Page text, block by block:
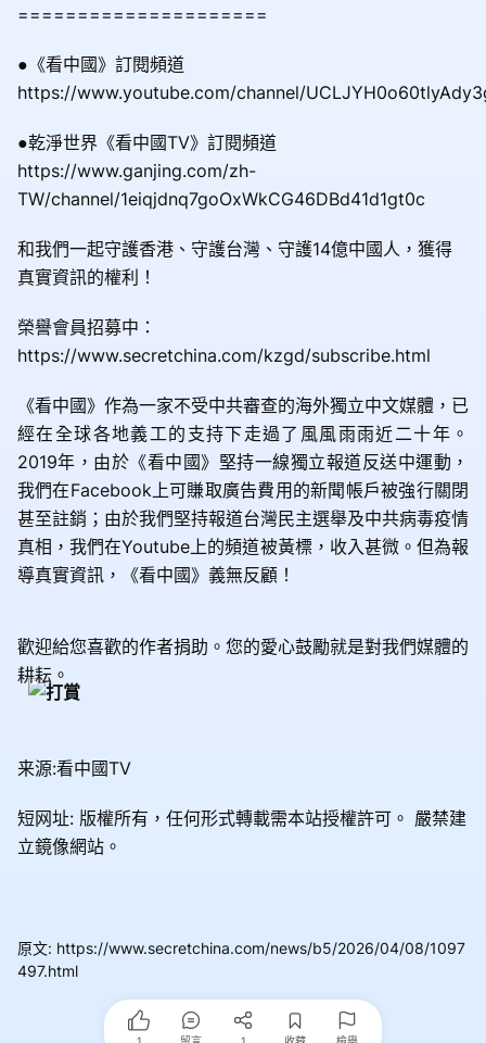
=====================
●《看中國》訂閱頻道
https://www.youtube.com/channel/
●乾淨世界《看中國TV》訂閱頻道
https://www.ganjing.com/zh-
TW/channel/1eiqjdnq7goOxWkCG46DBd41d1gt0c
和我們一起守護香港、守護台灣、守護14億中國人，獲得
真實資訊的權利！
榮譽會員招募中：
https://www.secretchina.com/kzgd/subscribe.html
《看中國》作為一家不受中共審查的海外獨立中文媒體，已
經在全球各地義工的支持下走過了風風雨雨近二十年。
2019年，由於《看中國》堅持一線獨立報道反送中運動，
我們在Facebook上可賺取廣告費用的新聞帳戶被強行關閉
甚至註銷；由於我們堅持報道台灣民主選舉及中共病毒疫情
真相，我們在Youtube上的頻道被黃標，收入甚微。但為報
導真實資訊，《看中國》義無反顧！
歡迎給您喜歡的作者捐助。您的愛心鼓勵就是對我們媒體的
耕耘。
来源:看中國TV
短网址: 版權所有，任何形式轉載需本站授權許可。 嚴禁建
立鏡像網站。
原文: https://www.secretchina.com/news/b5/2026/04/08/1097
497.html